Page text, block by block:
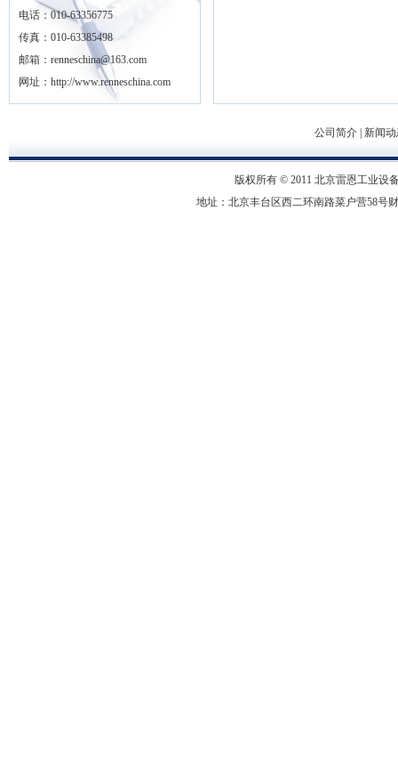
电话：010-63356775
传真：010-63385498
邮箱：renneschina@163.com
网址：http://www.renneschina.com
公司简介 新闻
版权所有 © 2011 北京雷恩工业设
地址：北京丰台区西二环南路菜户营58号